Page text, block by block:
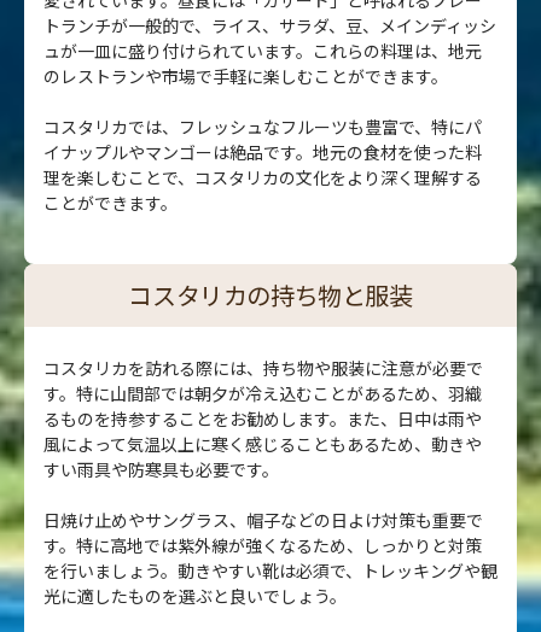
トランチが一般的で、ライス、サラダ、豆、メインディッシ
ュが一皿に盛り付けられています。これらの料理は、地元
のレストランや市場で手軽に楽しむことができます。
コスタリカでは、フレッシュなフルーツも豊富で、特にパ
イナップルやマンゴーは絶品です。地元の食材を使った料
理を楽しむことで、コスタリカの文化をより深く理解する
ことができます。
コスタリカの持ち物と服装
コスタリカを訪れる際には、持ち物や服装に注意が必要で
す。特に山間部では朝夕が冷え込むことがあるため、羽織
るものを持参することをお勧めします。また、日中は雨や
風によって気温以上に寒く感じることもあるため、動きや
すい雨具や防寒具も必要です。
日焼け止めやサングラス、帽子などの日よけ対策も重要で
す。特に高地では紫外線が強くなるため、しっかりと対策
を行いましょう。動きやすい靴は必須で、トレッキングや観
光に適したものを選ぶと良いでしょう。